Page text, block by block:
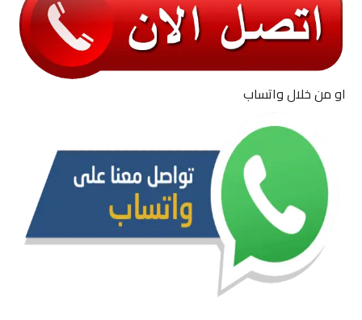
او من خلال واتساب